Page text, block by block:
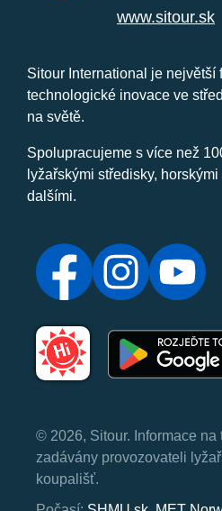
www.sitour.sk
Sitour International je největší
technologické inovace ve
na světě.
Spolupracujeme s více než
lyžařskými středisky,
dalšími.
© 2026, Sitour. Informace na
zadávány provozovateli
koupališť.